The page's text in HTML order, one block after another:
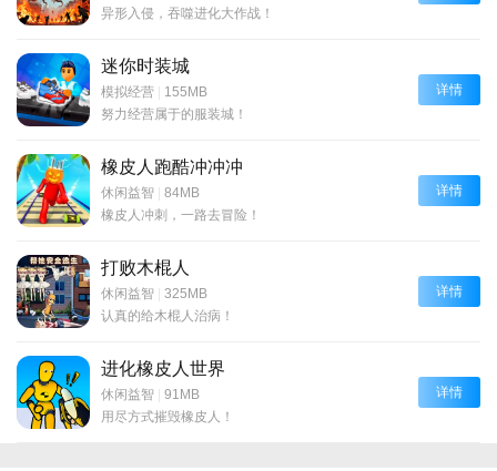
异形入侵，吞噬进化大作战！
迷你时装城
模拟经营 | 155MB
努力经营属于的服装城！
详情
橡皮人跑酷冲冲冲
休闲益智 | 84MB
橡皮人冲刺，一路去冒险！
详情
打败木棍人
休闲益智 | 325MB
认真的给木棍人治病！
详情
进化橡皮人世界
休闲益智 | 91MB
用尽方式摧毁橡皮人！
详情